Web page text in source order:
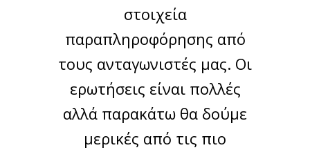
στοιχεία
παραπληροφόρησης από
τους ανταγωνιστές μας. Οι
ερωτήσεις είναι πολλές
αλλά παρακάτω θα δούμε
μερικές από τις πιο